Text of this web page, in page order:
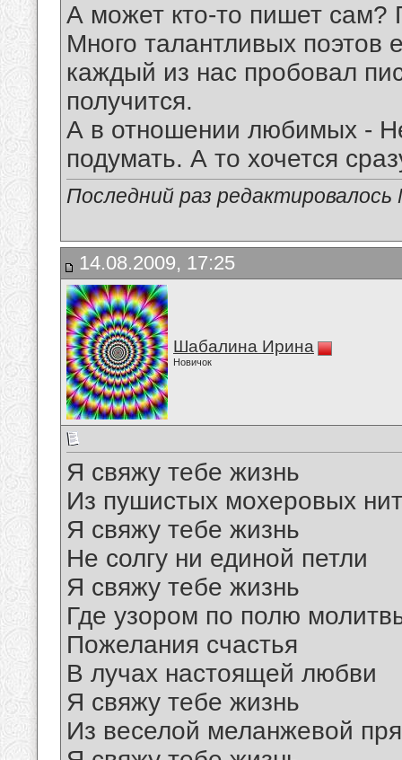
А может кто-то пишет сам?
Много талантливых поэтов
каждый из нас пробовал
получится.
А в отношении любимых -
подумать. А то хочется
Последний раз редактировалось
14.08.2009, 17:25
Шабалина Ирина
Новичок
Я свяжу тебе жизнь
Из пушистых мохеровых
Я свяжу тебе жизнь
Не солгу ни единой петли
Я свяжу тебе жизнь
Где узором по полю
Пожелания счастья
В лучах настоящей любви
Я свяжу тебе жизнь
Из веселой меланжевой